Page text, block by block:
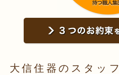
大信住器のスタッフ